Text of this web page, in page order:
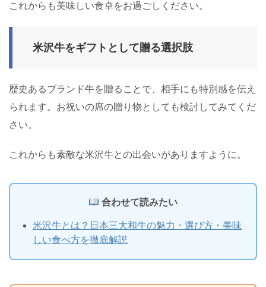
これからも美味しい食卓をお過ごしください。
米沢牛をギフトとして贈る選択肢
歴史あるブランド牛を贈ることで、相手にも特別感を伝え
られます。お祝いの席の贈り物としても検討してみてくだ
さい。
これからも素敵な米沢牛との出会いがありますように。
合わせて読みたい
米沢牛とは？日本三大和牛の魅力・選び方・美味
しい食べ方を徹底解説